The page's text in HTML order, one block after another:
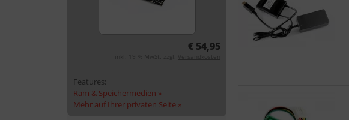
€ 54,95
inkl. 19 % MwSt. zzgl.
Features:
Ram & Speichermedien »
Mehr auf Ihrer privaten Seite »